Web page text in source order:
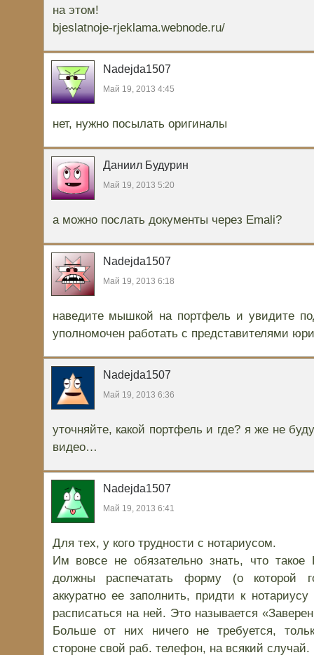
на этом!
bjeslatnoje-rjeklama.webnode.ru/
Nadejda1507
Май 19, 2013 4:45
нет, нужно посылать оригиналы
Даниил Будурин
Май 19, 2013 5:20
а можно послать документы через Emali?
Nadejda1507
Май 19, 2013 6:18
наведите мышкой на портфель и увидите
уполномочен работать с представителями
Nadejda1507
Май 19, 2013 6:36
уточняйте, какой портфель и где? я же не
видео…
Nadejda1507
Май 19, 2013 6:41
Для тех, у кого трудности с нотариусом.
Им вовсе не обязательно знать, что
должны распечатать форму (о которой
аккуратно ее заполнить, придти к
расписаться на ней. Это называется
Больше от них ничего не требуется,
стороне свой раб. телефон, на всякий случай.